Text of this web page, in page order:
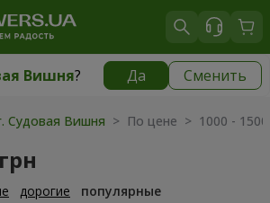
Вишня? Да Сменить
Вишня|812 грн
Судовая Вишня > По цене > 1000 - 1500
дорогие популярные